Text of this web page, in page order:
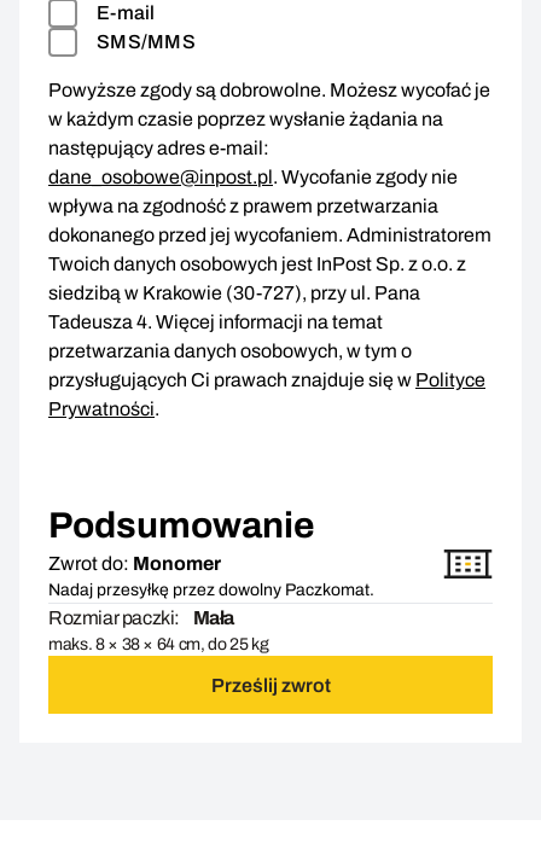
E-mail
SMS/MMS
Powyższe zgody są dobrowolne. Możesz wycofać je
w każdym czasie poprzez wysłanie żądania na
następujący adres e-mail:
dane_osobowe@inpost.pl. Wycofanie zgody nie
wpływa na zgodność z prawem przetwarzania
dokonanego przed jej wycofaniem. Administratorem
Twoich danych osobowych jest InPost Sp. z o.o. z
siedzibą w Krakowie (30-727), przy ul. Pana
Tadeusza 4. Więcej informacji na temat
przetwarzania danych osobowych, w tym o
przysługujących Ci prawach znajduje się w Polityce
Prywatności.
Podsumowanie
Zwrot do: Monomer
Nadaj przesyłkę przez dowolny Paczkomat.
Rozmiar paczki: Mała
maks. 8 × 38 × 64 cm, do 25 kg
Prześlij zwrot